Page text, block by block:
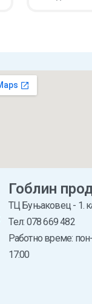
Гоблин
ТЦ Буњаковец - 1.
Tел: 078 669 482
Работно време:
17:00